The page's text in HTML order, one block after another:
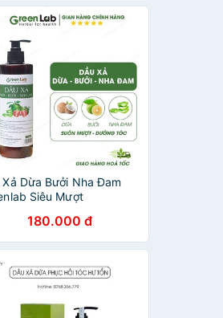
Xả Dừa Bưởi Nha Đam
Siêu Mượt
180.000 đ